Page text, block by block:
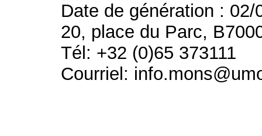
Date de génération : 02/
20, place du Parc,
Tél: +32 (0)65 373111
Courriel: